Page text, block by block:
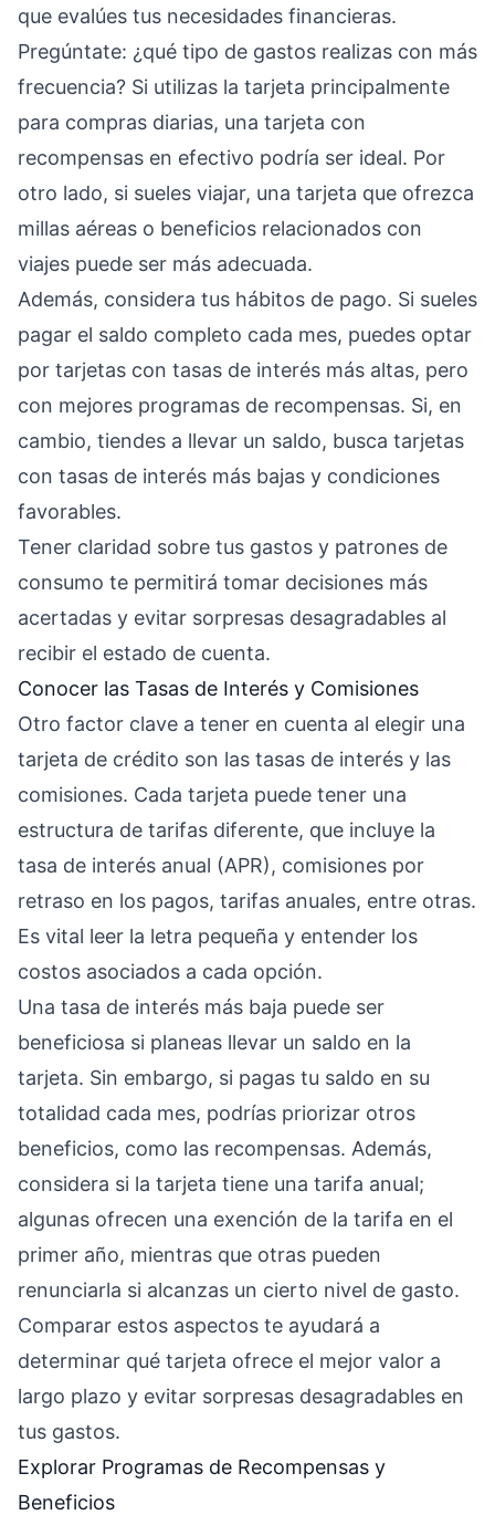
que evalúes tus necesidades financieras.
Pregúntate: ¿qué tipo de gastos realizas con más
frecuencia? Si utilizas la tarjeta principalmente
para compras diarias, una tarjeta con
recompensas en efectivo podría ser ideal. Por
otro lado, si sueles viajar, una tarjeta que ofrezca
millas aéreas o beneficios relacionados con
viajes puede ser más adecuada.
Además, considera tus hábitos de pago. Si sueles
pagar el saldo completo cada mes, puedes optar
por tarjetas con tasas de interés más altas, pero
con mejores programas de recompensas. Si, en
cambio, tiendes a llevar un saldo, busca tarjetas
con tasas de interés más bajas y condiciones
favorables.
Tener claridad sobre tus gastos y patrones de
consumo te permitirá tomar decisiones más
acertadas y evitar sorpresas desagradables al
recibir el estado de cuenta.
Conocer las Tasas de Interés y Comisiones
Otro factor clave a tener en cuenta al elegir una
tarjeta de crédito son las tasas de interés y las
comisiones. Cada tarjeta puede tener una
estructura de tarifas diferente, que incluye la
tasa de interés anual (APR), comisiones por
retraso en los pagos, tarifas anuales, entre otras.
Es vital leer la letra pequeña y entender los
costos asociados a cada opción.
Una tasa de interés más baja puede ser
beneficiosa si planeas llevar un saldo en la
tarjeta. Sin embargo, si pagas tu saldo en su
totalidad cada mes, podrías priorizar otros
beneficios, como las recompensas. Además,
considera si la tarjeta tiene una tarifa anual;
algunas ofrecen una exención de la tarifa en el
primer año, mientras que otras pueden
renunciarla si alcanzas un cierto nivel de gasto.
Comparar estos aspectos te ayudará a
determinar qué tarjeta ofrece el mejor valor a
largo plazo y evitar sorpresas desagradables en
tus gastos.
Explorar Programas de Recompensas y
Beneficios